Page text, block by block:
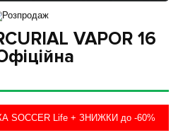
VAPOR 16
Life + ЗНИЖКИ до -60%